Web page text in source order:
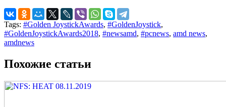
Tags: #Golden JoystickAwards, #GoldenJoystick,
#GoldenJoystickAwards2018, #newsamd, #pcnews, amd news,
amdnews
Похожие статьи